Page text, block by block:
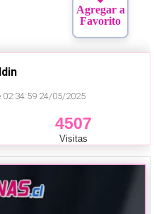
Agregar a
Favorito
02:34:59 24/05/2025
4507
Visitas